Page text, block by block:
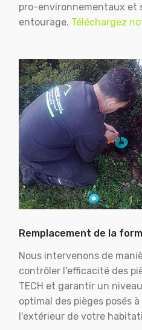
pro-environnementaux et
entourage. Téléchargez
Remplacement de la
Nous intervenons de
contrôler l'efficacité des
TECH et garantir un
optimal des pièges posés
l'extérieur de votre